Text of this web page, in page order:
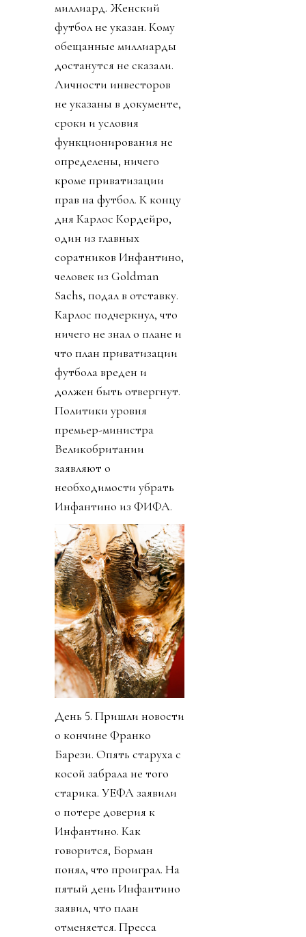
миллиард. Женский
футбол не указан. Кому
обещанные миллиарды
достанутся не сказали.
Личности инвесторов
не указаны в документе,
сроки и условия
функционирования не
определены, ничего
кроме приватизации
прав на футбол. К концу
дня Карлос Кордейро,
один из главных
соратников Инфантино,
человек из Goldman
Sachs, подал в отставку.
Карлос подчеркнул, что
ничего не знал о плане и
что план приватизации
футбола вреден и
должен быть отвергнут.
Политики уровня
премьер-министра
Великобритании
заявляют о
необходимости убрать
Инфантино из ФИФА.
День 5. Пришли новости
о кончине Франко
Барези. Опять старуха с
косой забрала не того
старика. УЕФА заявили
о потере доверия к
Инфантино. Как
говорится, Борман
понял, что проиграл. На
пятый день Инфантино
заявил, что план
отменяется. Пресса